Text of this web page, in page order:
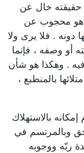
حقيقته خال عن
هو محجوب عن
دونه . فلا يرى ولا
أو وصفه ، فإنما
. وهكذا هو شأن
بالمنطبع ،
بالاستهلاك
وبالمرتسم في
ربّه ووجوبه